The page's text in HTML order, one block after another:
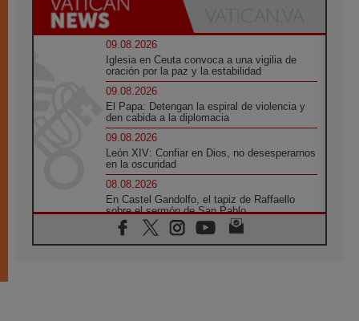
09.08.2026
Iglesia en Ceuta convoca a una vigilia de
oración por la paz y la estabilidad
09.08.2026
El Papa: Detengan la espiral de violencia y
den cabida a la diplomacia
09.08.2026
León XIV: Confiar en Dios, no desesperarnos
en la oscuridad
08.08.2026
En Castel Gandolfo, el tapiz de Raffaello
sobre el sermón de San Pablo
08.08.2026
En Colombia, «la paz no se compra con una